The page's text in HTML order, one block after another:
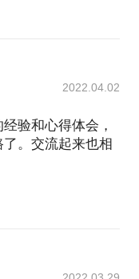
2022.04.02
验和心得体会，
。交流起来也相